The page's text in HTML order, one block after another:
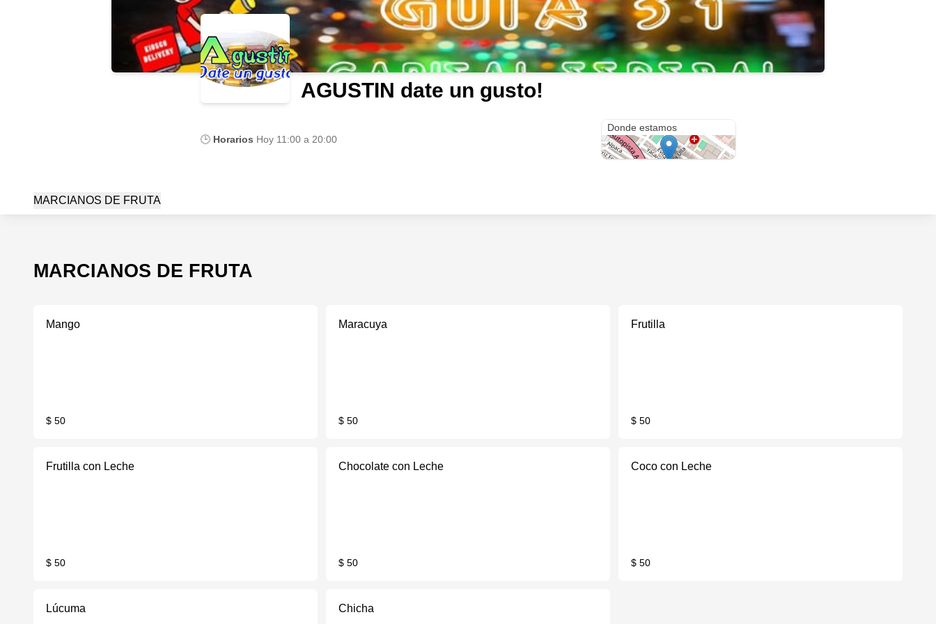
AGUSTIN date un gusto!
🕒 Horarios Hoy 11:00 a 20:00
Donde estamos
MARCIANOS DE FRUTA
MARCIANOS DE FRUTA
Mango
$ 50
Maracuya
$ 50
Frutilla
$ 50
Frutilla con Leche
$ 50
Chocolate con Leche
$ 50
Coco con Leche
$ 50
Lúcuma Chicha